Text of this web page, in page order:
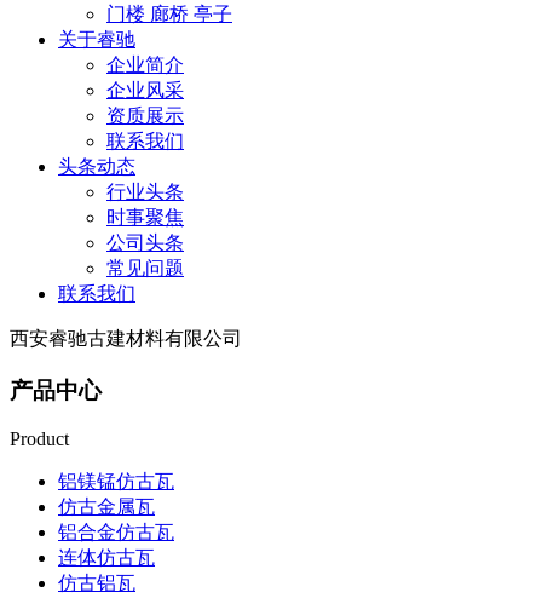
门楼 廊桥 亭子
关于睿驰
企业简介
企业风采
资质展示
联系我们
头条动态
行业头条
时事聚焦
公司头条
常见问题
联系我们
西安睿驰古建材料有限公司
产品中心
Product
铝镁锰仿古瓦
仿古金属瓦
铝合金仿古瓦
连体仿古瓦
仿古铝瓦